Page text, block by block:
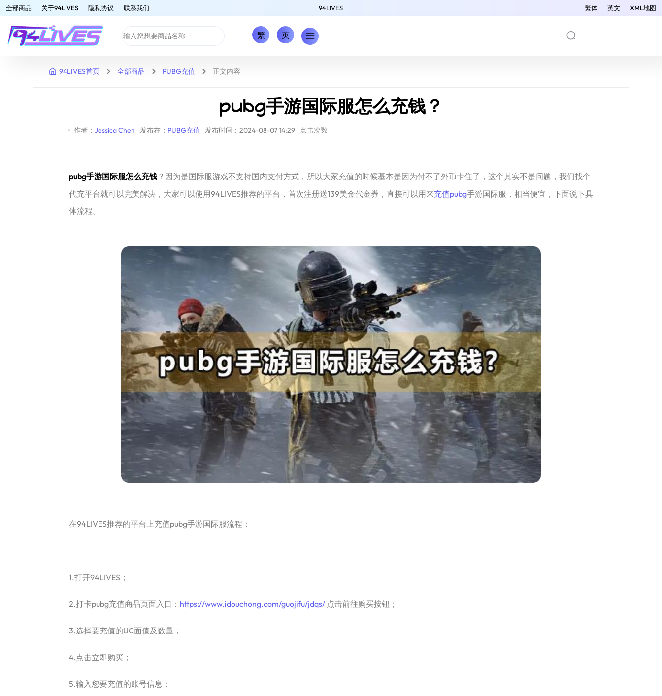
全部商品 关于94LIVES 隐私协议 联系我们 94LIVES 繁体 英文 XML地图
繁 英
94LIVES首页 全部商品 PUBG充值 正文内容
pubg手游国际服怎么充钱？
作者： Jessica Chen 发布在： PUBG充值 发布时间：2024-08-07 14:29 点击次数：
pubg手游国际服怎么充钱？因为是国际服游戏不支持国内支付方式，所以大家充值的时候基本是因为付不了外币卡住了，这个其实不是问题，我们找个
代充平台就可以完美解决，大家可以使用94LIVES推荐的平台，首次注册送139美金代金券，直接可以用来充值pubg手游国际服，相当便宜，下面说下具
体流程。
在94LIVES推荐的平台上充值pubg手游国际服流程：
1.打开94LIVES；
2.打卡pubg充值商品页面入口： https://www.idouchong.com/guojifu/jdqs/点击前往购买按钮；
3.选择要充值的UC面值及数量；
4.点击立即购买；
5.输入您要充值的账号信息；